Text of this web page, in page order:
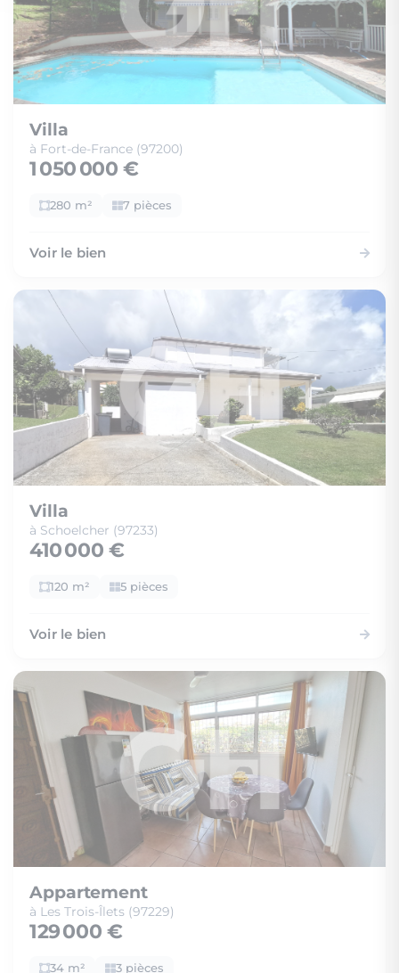
Villa
à Fort-de-France (97200)
1 050 000 €
280 m² 7 pièces
Voir le bien
Villa
à Schoelcher (97233)
410 000 €
120 m² 5 pièces
Voir le bien
Appartement
à Les Trois-Îlets (97229)
129 000 €
34 m² 3 pièces